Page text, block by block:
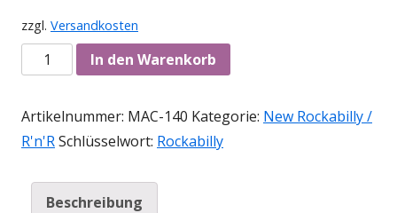
zzgl. Versandkosten
Anzahl In den Warenkorb
Artikelnummer: MAC-140 Kategorie: New Rockabilly /
R'n'RSchlüsselwort: Rockabilly
Beschreibung